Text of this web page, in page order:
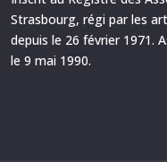
Strasbourg, régi par les
depuis le 26 février 1971.
le 9 mai 1990.